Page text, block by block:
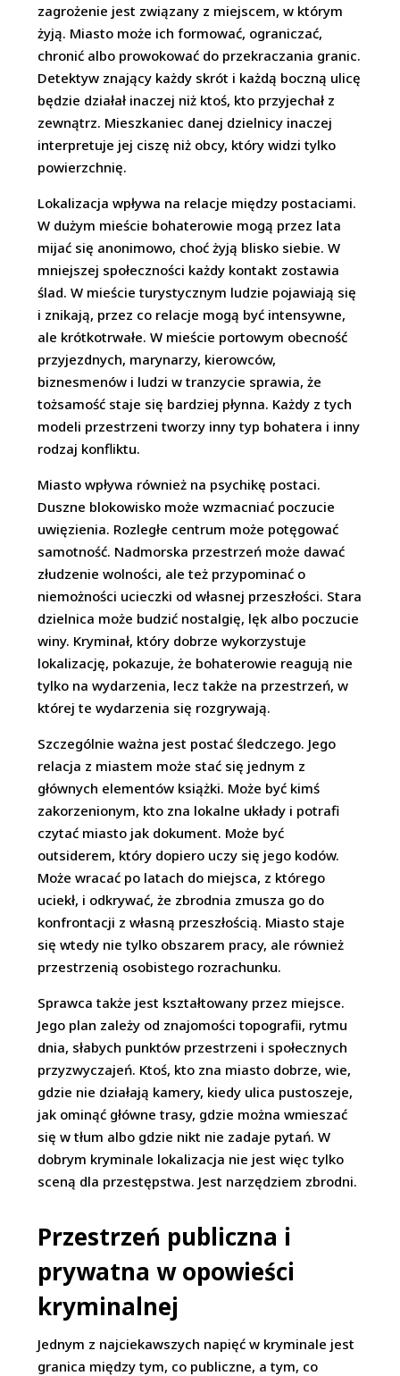
zagrożenie jest związany z miejscem, w którym
żyją. Miasto może ich formować, ograniczać,
chronić albo prowokować do przekraczania granic.
Detektyw znający każdy skrót i każdą boczną ulicę
będzie działał inaczej niż ktoś, kto przyjechał z
zewnątrz. Mieszkaniec danej dzielnicy inaczej
interpretuje jej ciszę niż obcy, który widzi tylko
powierzchnię.
Lokalizacja wpływa na relacje między postaciami.
W dużym mieście bohaterowie mogą przez lata
mijać się anonimowo, choć żyją blisko siebie. W
mniejszej społeczności każdy kontakt zostawia
ślad. W mieście turystycznym ludzie pojawiają się
i znikają, przez co relacje mogą być intensywne,
ale krótkotrwałe. W mieście portowym obecność
przyjezdnych, marynarzy, kierowców,
biznesmenów i ludzi w tranzycie sprawia, że
tożsamość staje się bardziej płynna. Każdy z tych
modeli przestrzeni tworzy inny typ bohatera i inny
rodzaj konfliktu.
Miasto wpływa również na psychikę postaci.
Duszne blokowisko może wzmacniać poczucie
uwięzienia. Rozległe centrum może potęgować
samotność. Nadmorska przestrzeń może dawać
złudzenie wolności, ale też przypominać o
niemożności ucieczki od własnej przeszłości. Stara
dzielnica może budzić nostalgię, lęk albo poczucie
winy. Kryminał, który dobrze wykorzystuje
lokalizację, pokazuje, że bohaterowie reagują nie
tylko na wydarzenia, lecz także na przestrzeń, w
której te wydarzenia się rozgrywają.
Szczególnie ważna jest postać śledczego. Jego
relacja z miastem może stać się jednym z
głównych elementów książki. Może być kimś
zakorzenionym, kto zna lokalne układy i potrafi
czytać miasto jak dokument. Może być
outsiderem, który dopiero uczy się jego kodów.
Może wracać po latach do miejsca, z którego
uciekł, i odkrywać, że zbrodnia zmusza go do
konfrontacji z własną przeszłością. Miasto staje
się wtedy nie tylko obszarem pracy, ale również
przestrzenią osobistego rozrachunku.
Sprawca także jest kształtowany przez miejsce.
Jego plan zależy od znajomości topografii, rytmu
dnia, słabych punktów przestrzeni i społecznych
przyzwyczajeń. Ktoś, kto zna miasto dobrze, wie,
gdzie nie działają kamery, kiedy ulica pustoszeje,
jak ominąć główne trasy, gdzie można wmieszać
się w tłum albo gdzie nikt nie zadaje pytań. W
dobrym kryminale lokalizacja nie jest więc tylko
sceną dla przestępstwa. Jest narzędziem zbrodni.
Przestrzeń publiczna i
prywatna w opowieści
kryminalnej
Jednym z najciekawszych napięć w kryminale jest
granica między tym, co publiczne, a tym, co